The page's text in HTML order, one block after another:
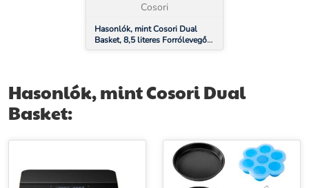
Cosori
Hasonlók, mint Cosori Dual
Basket, 8,5 literes Forrólevegős
Sütő
Hasonlók, mint Cosori Dual
Basket: